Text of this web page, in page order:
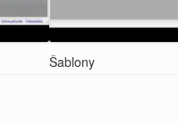
Šablony